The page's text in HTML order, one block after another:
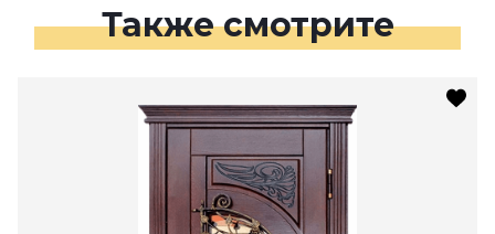
Также смотрите